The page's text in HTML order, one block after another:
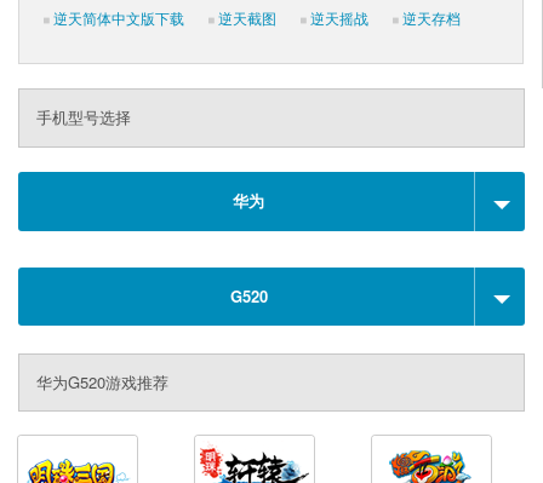
逆天简体中文版下载
逆天截图 逆天摇战 逆天存档
手机型号选择
华为
G520
华为G520游戏推荐